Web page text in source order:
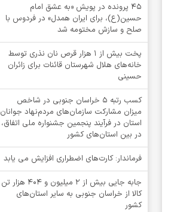
۴۵ پرونده در پویش «به عشق امام
حسین(ع)، برای ایران همدل» در فردوس با
صلح و سازش مختومه شد
پخت بیش از 1 هزار قرص نان نذری توسط
خانه‌های هلال شهرستان قائنات برای زائران
حسینی
کسب رتبه ۵ خراسان جنوبی در شاخص
میزان مشارکت سازمان‌های مردم‌نهاد جوانان
استان در فرآیند پنجمین جشنواره ملی اتفاق،
در بین استان‌های کشور
فرماندار: کارت‌های اضطراری افزایش می یابد
جابه جایی بیش از 2 میلیون و 404 هزار تن
کالا از خراسان جنوبی به سایر استان‌های
کشور